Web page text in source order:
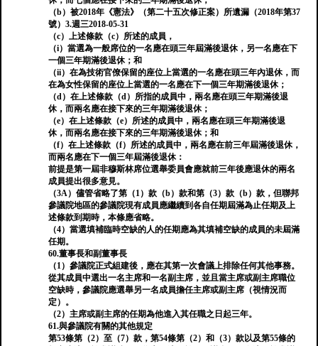
（b）被2018年《憲法》（第二十五次修正案）所遺漏（2018年第37
號）3.週三2018-05-31
（c）上述條款（c）所述的成員，
（i）當選為一般席位的一名應在頭三年屆滿後退休，另一名應在下
一個三年期滿後退休；和
（ii）在為技術官僚保留的座位上當選的一名應在頭三年內退休，而
在為女性保留的座位上當選的一名應在下一個三年期滿後退休；
（d）在上述條款（d）所指的成員中，兩名應在頭三年期滿後退
休，而兩名應在接下來的三年期滿後退休；
（e）在上述條款（e）所述的成員中，兩名應在頭三年期滿後退
休，而兩名應在接下來的三年期滿後退休；和
（f）在上述條款（f）所述的成員中，兩名應在前三年屆滿後退休，
而兩名應在下一個三年屆滿後退休：
前提是第一屆非穆斯林席位選舉委員會應就前三年後應退休的兩名
成員提出很多意見。
（3A）儘管省略了第（1）款（b）款和第（3）款（b）款，但聯邦
參議院地區的參議院現有成員應繼續到各自任期屆滿為止任期及上
述條款到期時，本條應省略。
（4）當選填補臨時空缺的人的任期應為其填補空缺的成員的未屆滿
任期。
60.董事長和副董事長
（1）參議院正式組建後，應在其第一次會議上排除任何其他事務。
從其成員中選出一名主席和一名副主席，並且當主席或副主席職位
空缺時，參議院應選舉另一名成員擔任主席或副主席（視情況而
定）。
（2）主席或副主席的任期為他進入其任職之日起三年。
61.與參議院有關的其他規定
第53條第（2）至（7）款，第54條第（2）和（3）款以及第55條的